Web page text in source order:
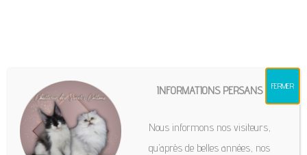
Hit enter to search or ESC to close
Category
Main Coon
INFORMATIONS PERSANS
Nous informons nos visiteurs,
qu’après de belles années, nos
FERMER